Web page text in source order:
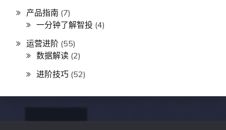
产品指南 (7)
一分钟了解智投 (4)
运营进阶 (55)
数据解读 (2)
进阶技巧 (52)